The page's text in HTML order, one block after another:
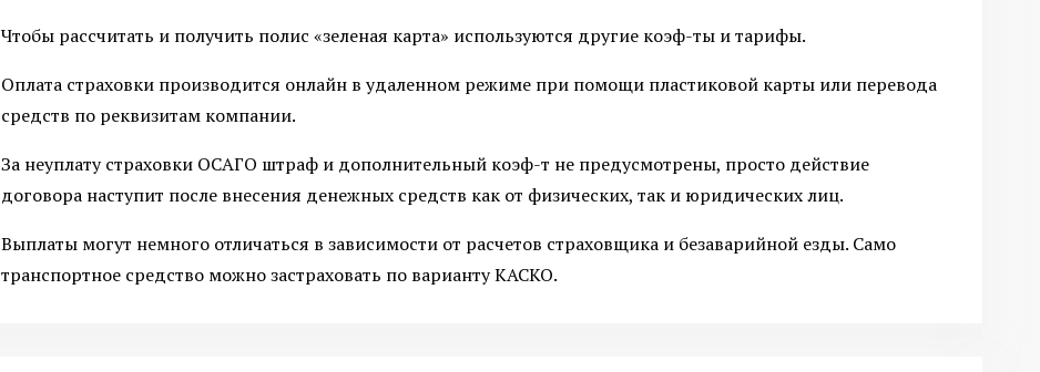
Чтобы рассчитать и получить полис «зеленая карта» используются другие коэф-ты и тарифы.
Оплата страховки производится онлайн в удаленном режиме при помощи пластиковой карты или перевода
средств по реквизитам компании.
За неуплату страховки ОСАГО штраф и дополнительный коэф-т не предусмотрены, просто действие
договора наступит после внесения денежных средств как от физических, так и юридических лиц.
Выплаты могут немного отличаться в зависимости от расчетов страховщика и безаварийной езды. Само
транспортное средство можно застраховать по варианту КАСКО.